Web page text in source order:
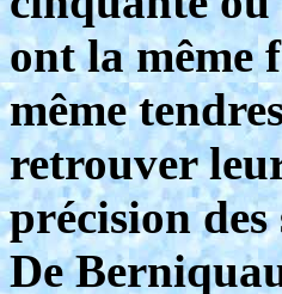
ont la même
même
retrouver
précision des
De